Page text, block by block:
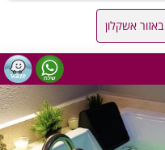
באזור אשקלון